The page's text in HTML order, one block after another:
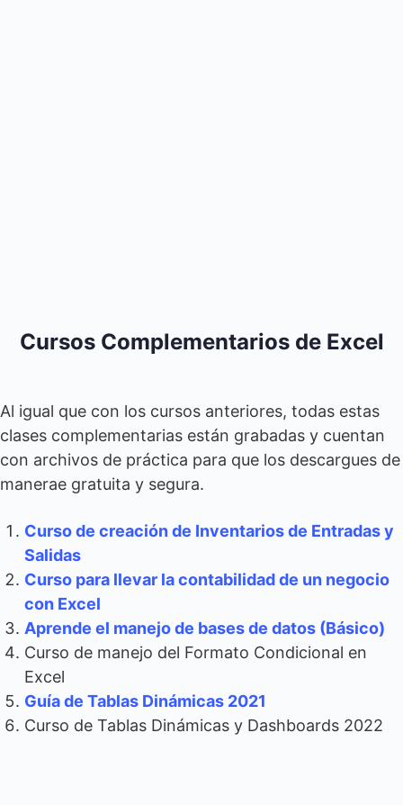
Cursos Complementarios de Excel
Al igual que con los cursos anteriores, todas estas
clases complementarias están grabadas y cuentan
con archivos de práctica para que los descargues de
manerae gratuita y segura.
Curso de creación de Inventarios de Entradas y
Salidas
Curso para llevar la contabilidad de un negocio
con Excel
Aprende el manejo de bases de datos (Básico)
Curso de manejo del Formato Condicional en
Excel
Guía de Tablas Dinámicas 2021
Curso de Tablas Dinámicas y Dashboards 2022